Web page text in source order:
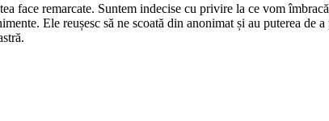
face remarcate. Suntem indecise cu privire la ce vom
Ele reușesc să ne scoată din anonimat și au puterea de